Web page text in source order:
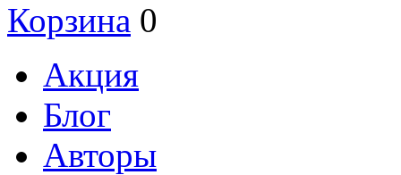
Корзина 0
Акция
Блог
Авторы